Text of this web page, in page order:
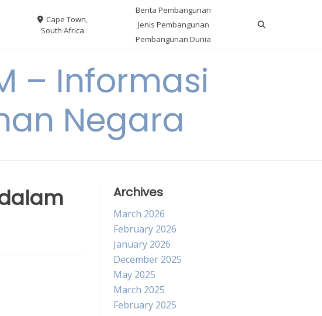
Cape Town,
South Africa
Berita Pembangunan
Jenis Pembangunan
Pembangunan Dunia
– Informasi
Negara
Archives
March 2026
February 2026
January 2026
December 2025
May 2025
March 2025
February 2025